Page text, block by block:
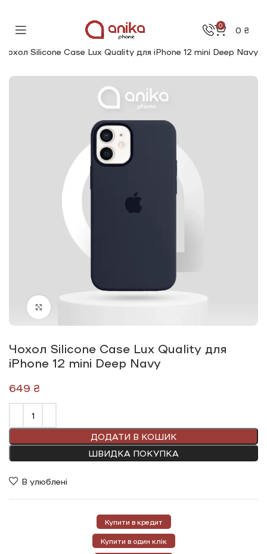
0 0 ₴
Чохол Silicone Сase Lux Quality для iPhone 12 mini Deep Navy
Чохол Silicone Сase Lux Quality для
iPhone 12 mini Deep Navy
₴
ДОДАТИ В КОШИК
ШВИДКА ПОКУПКА
В улюблені
Купити в кредит
Купити в один клік